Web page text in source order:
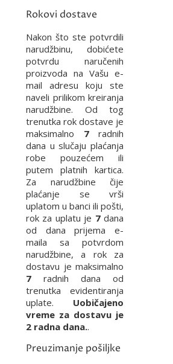
Rokovi dostave
Nakon što ste potvrdili
narudžbinu, dobićete
potvrdu naručenih
proizvoda na Vašu e-
mail adresu koju ste
naveli prilikom kreiranja
narudžbine. Od tog
trenutka rok dostave je
maksimalno 7radnih
dana u slučaju plaćanja
robe pouzećem ili
putem platnih kartica.
Za narudžbine čije
plaćanje se vrši
uplatom u banci ili pošti,
rok za uplatu je 7dana
od dana prijema e-
maila sa potvrdom
narudžbine, a rok za
dostavu je maksimalno
7 radnih dana od
trenutka evidentiranja
uplate. Uobičajeno
vreme za dostavu je
2 radna dana..
Preuzimanje pošiljke